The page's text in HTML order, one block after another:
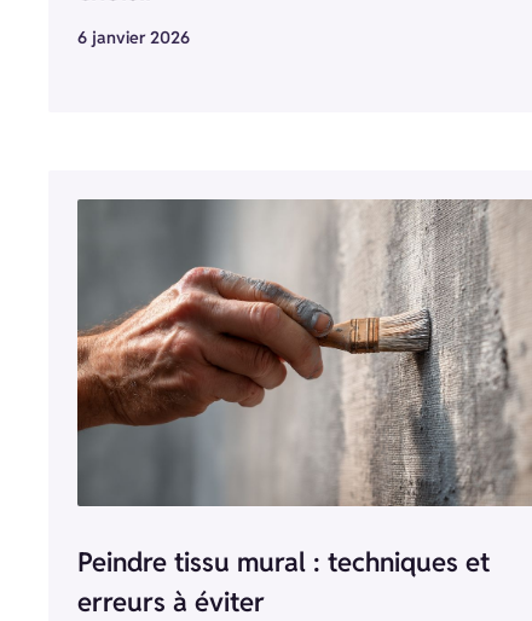
6 janvier 2026
Peindre tissu mural : techniques et
erreurs à éviter